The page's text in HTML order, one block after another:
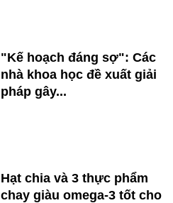
"Kế hoạch đáng sợ": Các
nhà khoa học đề xuất giải
pháp gây...
Hạt chia và 3 thực phẩm
chay giàu omega-3 tốt cho